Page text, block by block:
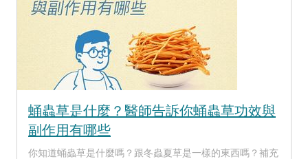
蛹蟲草是什麼？醫師告訴你蛹蟲草功效與
副作用有哪些
你知道蛹蟲草是什麼嗎？跟冬蟲夏草是一樣的東西嗎？補充